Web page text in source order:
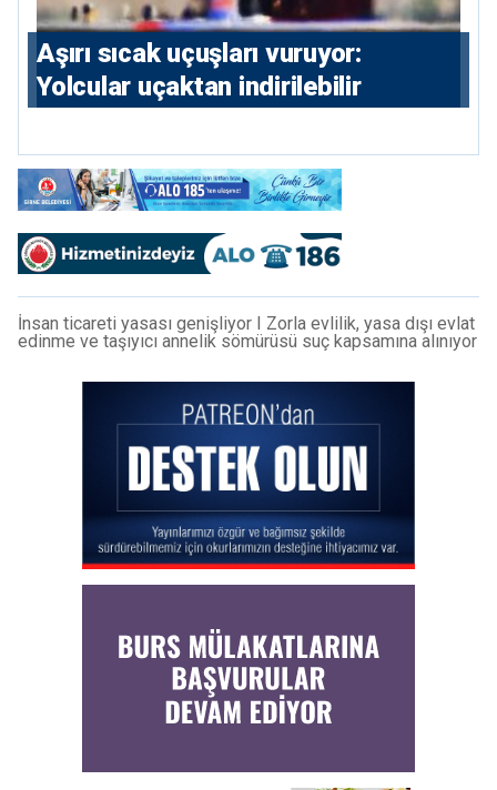
Aşırı sıcak uçuşları vuruyor:
Yolcular uçaktan indirilebilir
İnsan ticareti yasası genişliyor I Zorla evlilik, yasa dışı evlat
edinme ve taşıyıcı annelik sömürüsü suç kapsamına alınıyor